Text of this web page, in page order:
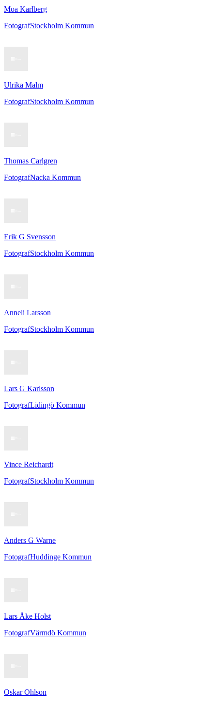
Moa Karlberg
FotografStockholm Kommun
Ulrika Malm
FotografStockholm Kommun
Thomas Carlgren
FotografNacka Kommun
Erik G Svensson
FotografStockholm Kommun
Anneli Larsson
FotografStockholm Kommun
Lars G Karlsson
FotografLidingö Kommun
Vince Reichardt
FotografStockholm Kommun
Anders G Warne
FotografHuddinge Kommun
Lars Åke Holst
FotografVärmdö Kommun
Oskar Ohlson